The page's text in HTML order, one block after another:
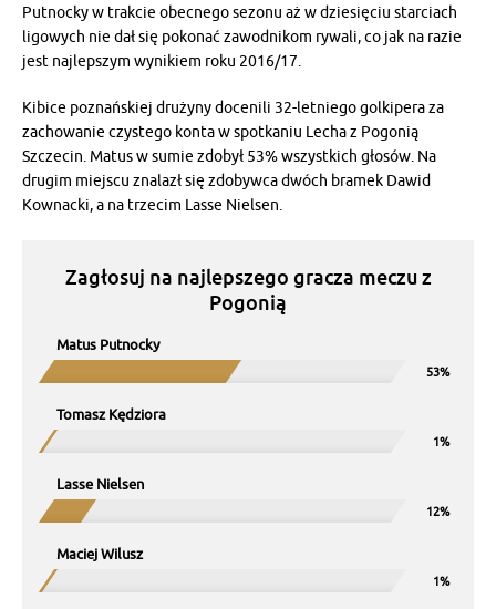
Putnocky w trakcie obecnego sezonu aż w dziesięciu starciach
ligowych nie dał się pokonać zawodnikom rywali, co jak na razie
jest najlepszym wynikiem roku 2016/17.
Kibice poznańskiej drużyny docenili 32-letniego golkipera za
zachowanie czystego konta w spotkaniu Lecha z Pogonią
Szczecin. Matus w sumie zdobył 53% wszystkich głosów. Na
drugim miejscu znalazł się zdobywca dwóch bramek Dawid
Kownacki, a na trzecim Lasse Nielsen.
Zagłosuj na najlepszego gracza meczu z
Pogonią
Matus Putnocky
Tomasz Kędziora
Lasse Nielsen
Maciej Wilusz